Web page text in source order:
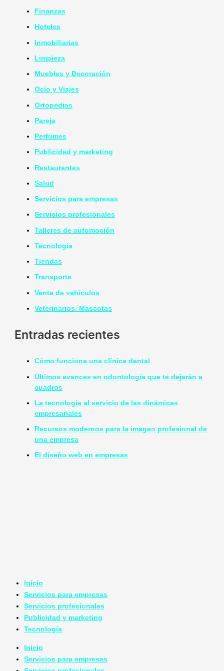
Finanzas
Hoteles
Inmobiliarias
Limpieza
Muebles y Decoración
Ocio y Viajes
Ortopedias
Pareja
Perfumes
Publicidad y marketing
Restaurantes
Salud
Servicios para empresas
Servicios profesionales
Talleres de automoción
Tecnología
Tiendas
Transporte
Venta de vehículos
Veterinarios. Mascotas
Entradas recientes
Cómo funciona una clínica dental
Últimos avances en odontología que te dejarán a
cuadros
La tecnología al servicio de las dinámicas
empresariales
Recursos modernos para la imagen profesional de
una empresa
El diseño web en empresas
Inicio
Servicios para empresas
Servicios profesionales
Publicidad y marketing
Tecnología
Inicio
Servicios para empresas